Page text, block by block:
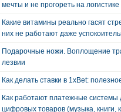
мечты и не прогореть на логистике
Какие витамины реально гасят
них не работают даже
Подарочные ножи. Воплощение
лезвии
Как делать ставки в 1xBet:
Как работают платежные системы
цифровых товаров (музыка, книги,